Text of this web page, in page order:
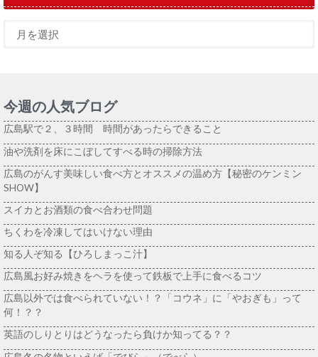
今週の人気ブログ
広島駅で２、３時間 時間があったらできること
油や洗剤を床にこぼしてすべる時の掃除方法
広島のがんす美味しい食べ方とオススメの温め方【秘密のケンミン
SHOW】
スイカとお酒類の食べ合わせ問題
ちくわを冷凍してはいけない理由
知る人ぞ知る【ひろしまっこ汁】
広島風お好み焼きをヘラを使って鉄板で上手に食べるコツ
広島以外では食べられていない！？「コウネ」に「やおぎも」って
何！？？
英語のしりとりはどうなったら負けか知ってる？？